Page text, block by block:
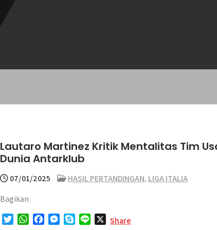
Lautaro Martinez Kritik Mentalitas Tim
Dunia Antarklub
07/01/2025 HASIL PERTANDINGAN, LIGA ITALIA
Bagikan
W
M
Share